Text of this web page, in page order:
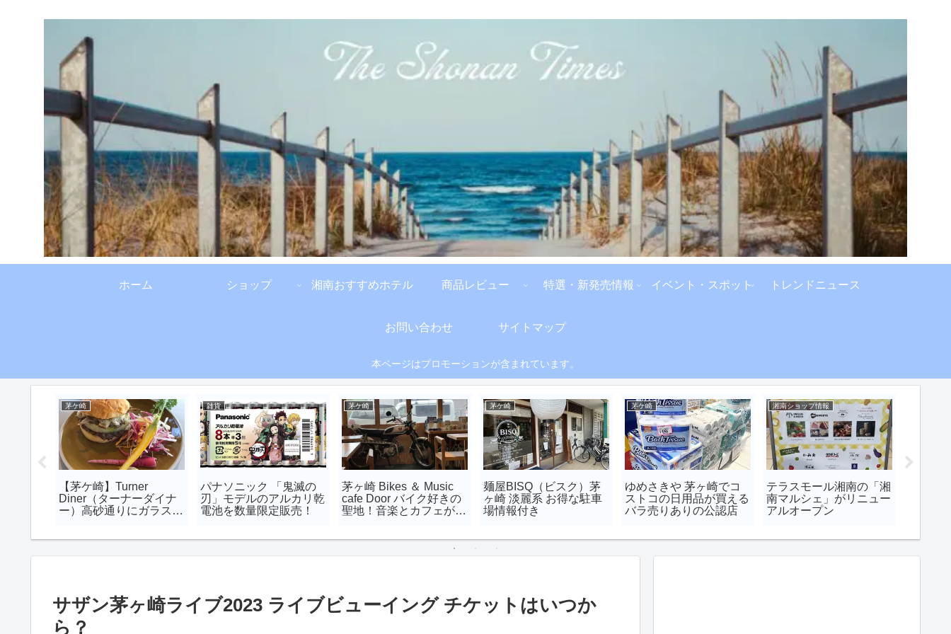
ホーム ショップ 湘南おすすめホテル 商品レビュー 特選・新発売情報 イベント・スポット トレンドニュース
お問い合わせ サイトマップ
本ページはプロモーションが含まれています。
茅ケ崎
【茅ケ崎】Turner
Diner（ターナーダイナ
ー）高砂通りにガラス張
雑貨
パナソニック 「鬼滅の
刃」モデルのアルカリ乾
電池を数量限定販売！
茅ケ崎
茅ヶ崎 Bikes ＆ Music
cafe Door バイク好きの
聖地！音楽とカフェが楽
茅ケ崎
麺屋BISQ（ビスク）茅
ヶ崎 淡麗系 お得な駐車
場情報付き
茅ケ崎
ゆめさきや 茅ヶ崎でコ
ストコの日用品が買える
バラ売りありの公認店
湘南ショップ情報
テラスモール湘南の「湘
南マルシェ」がリニュー
アルオープン
サザン茅ヶ崎ライブ2023 ライブビューイング チケットはいつか
ら？